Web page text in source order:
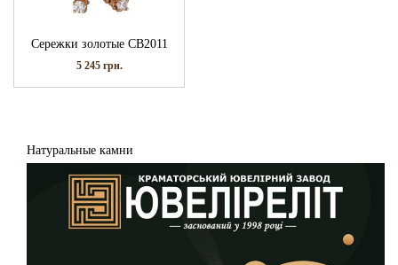
Сережки золотые СВ2011
5 245 грн.
Натуральные камни